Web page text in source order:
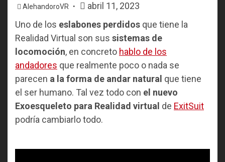
AlehandoroVR
abril 11, 2023
Uno de los eslabones perdidos que tiene la
Realidad Virtual son sus sistemas de
locomoción, en concreto hablo de los
andadores que realmente poco o nada se
parecen a la forma de andar natural que tiene
el ser humano. Tal vez todo con el nuevo
Exoesqueleto para Realidad virtual de ExitSuit
podría cambiarlo todo.